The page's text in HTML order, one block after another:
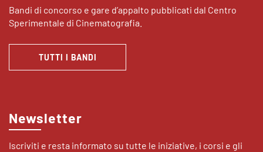
Bandi di concorso e gare d’appalto pubblicati dal Centro
Sperimentale di Cinematografia.
TUTTI I BANDI
Newsletter
Iscriviti e resta informato su tutte le iniziative, i corsi e gli